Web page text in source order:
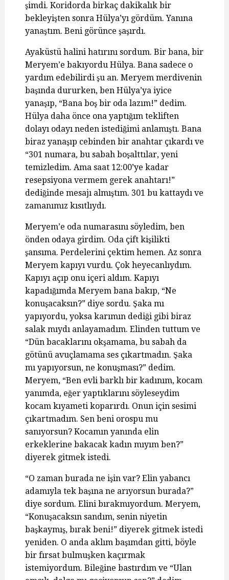
şimdi. Koridorda birkaç dakikalık bir
bekleyişten sonra Hülya’yı gördüm. Yanına
yanaştım. Beni görünce şaşırdı.
Ayaküstü halini hatırını sordum. Bir bana, bir
Meryem’e bakıyordu Hülya. Bana sadece o
yardım edebilirdi şu an. Meryem merdivenin
başında dururken, ben Hülya’ya iyice
yanaşıp, “Bana boş bir oda lazım!” dedim.
Hülya daha önce ona yaptığım tekliften
dolayı odayı neden istediğimi anlamıştı. Bana
biraz yanaşıp cebinden bir anahtar çıkardı ve
“301 numara, bu sabah boşalttılar, yeni
temizledim. Ama saat 12:00’ye kadar
resepsiyona vermem gerek anahtarı!”
dediğinde mesajı almıştım. 301 bu kattaydı ve
zamanımız kısıtlıydı.
Meryem’e oda numarasını söyledim, ben
önden odaya girdim. Oda çift kişilikti
şansıma. Perdelerini çektim hemen. Az sonra
Meryem kapıyı vurdu. Çok heyecanlıydım.
Kapıyı açıp onu içeri aldım. Kapıyı
kapadığımda Meryem bana bakıp, “Ne
konuşacaksın?” diye sordu. Şaka mı
yapıyordu, yoksa karımın dediği gibi biraz
salak mıydı anlayamadım. Elinden tuttum ve
“Dün bacaklarını okşamama, bu sabah da
götünü avuçlamama ses çıkartmadın. Şaka
mı yapıyorsun, ne konuşması?” dedim.
Meryem, “Ben evli barklı bir kadınım, kocam
yanımda, eğer yaptıklarını söyleseydim
kocam kıyameti koparırdı. Onun için sesimi
çıkartmadım. Sen beni orospu mu
sanıyorsun? Kocamın yanında elin
erkeklerine bakacak kadın mıyım ben?”
diyerek gitmek istedi.
“O zaman burada ne işin var? Elin yabancı
adamıyla tek başına ne arıyorsun burada?”
diye sordum. Elini bırakmıyordum. Meryem,
“Konuşacaksın sandım, senin niyetin
başkaymış, bırak beni!” diyerek gitmek istedi
yeniden. O anda aklım başımdan gitti, böyle
bir fırsat bulmuşken kaçırmak
istemiyordum. Bileğine bastırdım ve “Ulan